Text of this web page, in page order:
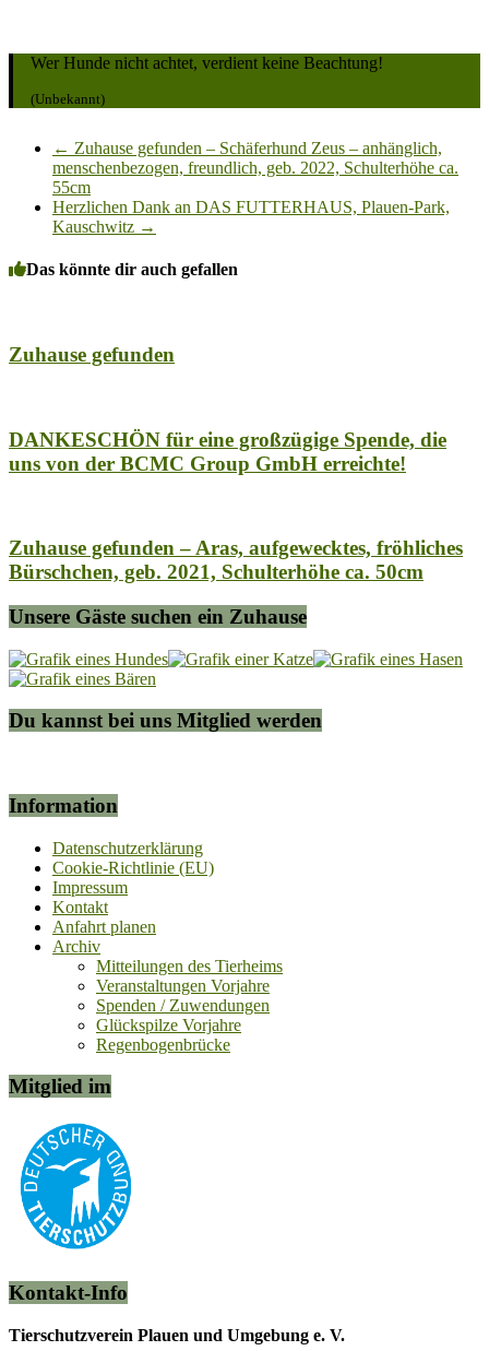
Wer Hunde nicht achtet, verdient keine Beachtung!
(Unbekannt)
← Zuhause gefunden – Schäferhund Zeus – anhänglich,
menschenbezogen, freundlich, geb. 2022, Schulterhöhe ca.
55cm
Herzlichen Dank an DAS FUTTERHAUS, Plauen-Park,
Kauschwitz →
Das könnte dir auch gefallen
Zuhause gefunden
DANKESCHÖN für eine großzügige Spende, die
uns von der BCMC Group GmbH erreichte!
Zuhause gefunden – Aras, aufgewecktes, fröhliches
Bürschchen, geb. 2021, Schulterhöhe ca. 50cm
Unsere Gäste suchen ein Zuhause
Du kannst bei uns Mitglied werden
Information
Datenschutzerklärung
Cookie-Richtlinie (EU)
Impressum
Kontakt
Anfahrt planen
Archiv
Mitteilungen des Tierheims
Veranstaltungen Vorjahre
Spenden / Zuwendungen
Glückspilze Vorjahre
Regenbogenbrücke
Mitglied im
Kontakt-Info
Tierschutzverein Plauen und Umgebung e. V.